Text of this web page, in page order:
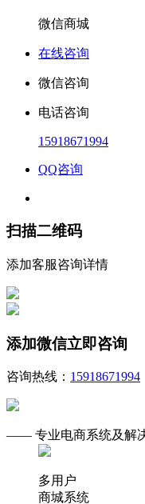
微信商城
在线咨询
微信咨询
电话咨询
15918671994
QQ咨询
扫描二维码
添加客服咨询详情
添加微信立即咨询
咨询热线： 15918671994
—— 专业电商系统及解
多用户
商城系统